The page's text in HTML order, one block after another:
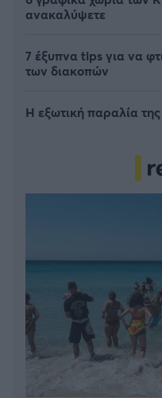
ανακαλύψετε
7 έξυπνα tips για να
των διακοπών
Η εξωτική παραλία